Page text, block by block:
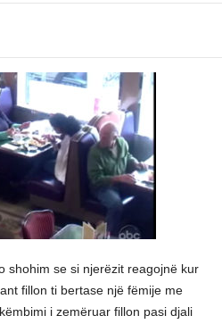
shohim se si njerëzit reagojnë kur
fillon ti bertase një fëmije me
i zemëruar fillon pasi djali